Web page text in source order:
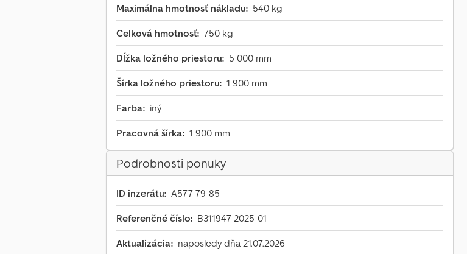
Maximálna hmotnosť nákladu: 540 kg
Celková hmotnosť: 750 kg
Dĺžka ložného priestoru: 5 000 mm
Šírka ložného priestoru: 1 900 mm
Farba: iný
Pracovná šírka: 1 900 mm
Podrobnosti ponuky
ID inzerátu: A577-79-85
Referenčné číslo: B311947-2025-01
Aktualizácia: naposledy dňa 21.07.2026